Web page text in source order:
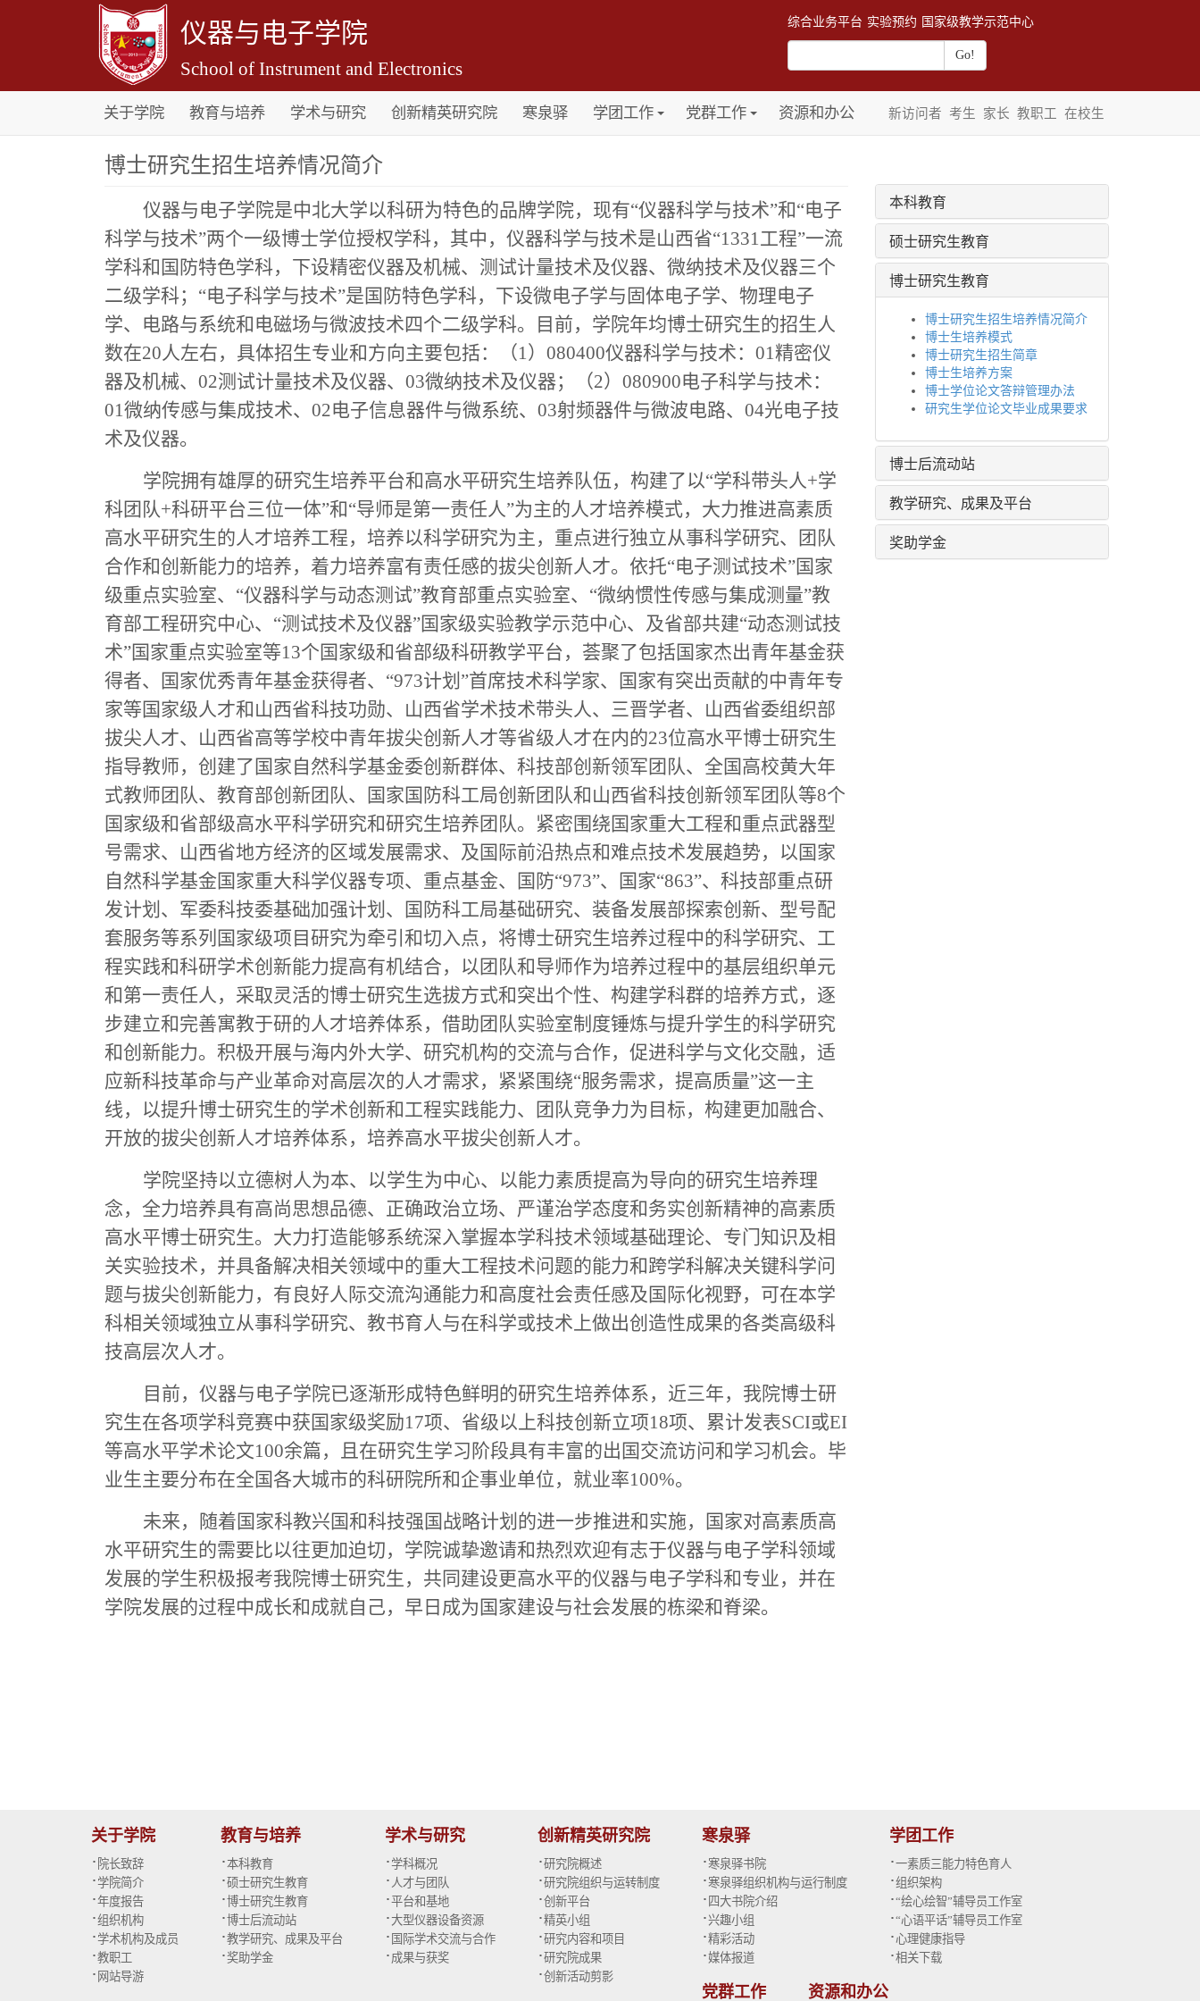
仪器与电子学院
School of Instrument and Electronics
综合业务平台 实验预约 国家级教学示范中心
关于学院 教育与培养 学术与研究 创新精英研究院 寒泉驿 学团工作 党群工作 资源和办公 新访问者 考生 家长 教职工 在校生
博士研究生招生培养情况简介
仪器与电子学院是中北大学以科研为特色的品牌学院，现有“仪器科学与技术”和“电子
科学与技术”两个一级博士学位授权学科，其中，仪器科学与技术是山西省“1331工程”一流
学科和国防特色学科，下设精密仪器及机械、测试计量技术及仪器、微纳技术及仪器三个
二级学科；“电子科学与技术”是国防特色学科，下设微电子学与固体电子学、物理电子
学、电路与系统和电磁场与微波技术四个二级学科。目前，学院年均博士研究生的招生人
数在20人左右，具体招生专业和方向主要包括：（1）080400仪器科学与技术：01精密仪
器及机械、02测试计量技术及仪器、03微纳技术及仪器；（2）080900电子科学与技术：
01微纳传感与集成技术、02电子信息器件与微系统、03射频器件与微波电路、04光电子技
术及仪器。
学院拥有雄厚的研究生培养平台和高水平研究生培养队伍，构建了以“学科带头人+学
科团队+科研平台三位一体”和“导师是第一责任人”为主的人才培养模式，大力推进高素质
高水平研究生的人才培养工程，培养以科学研究为主，重点进行独立从事科学研究、团队
合作和创新能力的培养，着力培养富有责任感的拔尖创新人才。依托“电子测试技术”国家
级重点实验室、“仪器科学与动态测试”教育部重点实验室、“微纳惯性传感与集成测量”教
育部工程研究中心、“测试技术及仪器”国家级实验教学示范中心、及省部共建“动态测试技
术”国家重点实验室等13个国家级和省部级科研教学平台，荟聚了包括国家杰出青年基金获
得者、国家优秀青年基金获得者、“973计划”首席技术科学家、国家有突出贡献的中青年专
家等国家级人才和山西省科技功勋、山西省学术技术带头人、三晋学者、山西省委组织部
拔尖人才、山西省高等学校中青年拔尖创新人才等省级人才在内的23位高水平博士研究生
指导教师，创建了国家自然科学基金委创新群体、科技部创新领军团队、全国高校黄大年
式教师团队、教育部创新团队、国家国防科工局创新团队和山西省科技创新领军团队等8个
国家级和省部级高水平科学研究和研究生培养团队。紧密围绕国家重大工程和重点武器型
号需求、山西省地方经济的区域发展需求、及国际前沿热点和难点技术发展趋势，以国家
自然科学基金国家重大科学仪器专项、重点基金、国防“973”、国家“863”、科技部重点研
发计划、军委科技委基础加强计划、国防科工局基础研究、装备发展部探索创新、型号配
套服务等系列国家级项目研究为牵引和切入点，将博士研究生培养过程中的科学研究、工
程实践和科研学术创新能力提高有机结合，以团队和导师作为培养过程中的基层组织单元
和第一责任人，采取灵活的博士研究生选拔方式和突出个性、构建学科群的培养方式，逐
步建立和完善寓教于研的人才培养体系，借助团队实验室制度锤炼与提升学生的科学研究
和创新能力。积极开展与海内外大学、研究机构的交流与合作，促进科学与文化交融，适
应新科技革命与产业革命对高层次的人才需求，紧紧围绕“服务需求，提高质量”这一主
线，以提升博士研究生的学术创新和工程实践能力、团队竞争力为目标，构建更加融合、
开放的拔尖创新人才培养体系，培养高水平拔尖创新人才。
学院坚持以立德树人为本、以学生为中心、以能力素质提高为导向的研究生培养理
念，全力培养具有高尚思想品德、正确政治立场、严谨治学态度和务实创新精神的高素质
高水平博士研究生。大力打造能够系统深入掌握本学科技术领域基础理论、专门知识及相
关实验技术，并具备解决相关领域中的重大工程技术问题的能力和跨学科解决关键科学问
题与拔尖创新能力，有良好人际交流沟通能力和高度社会责任感及国际化视野，可在本学
科相关领域独立从事科学研究、教书育人与在科学或技术上做出创造性成果的各类高级科
技高层次人才。
目前，仪器与电子学院已逐渐形成特色鲜明的研究生培养体系，近三年，我院博士研
究生在各项学科竞赛中获国家级奖励17项、省级以上科技创新立项18项、累计发表SCI或EI
等高水平学术论文100余篇，且在研究生学习阶段具有丰富的出国交流访问和学习机会。毕
业生主要分布在全国各大城市的科研院所和企事业单位，就业率100%。
未来，随着国家科教兴国和科技强国战略计划的进一步推进和实施，国家对高素质高
水平研究生的需要比以往更加迫切，学院诚挚邀请和热烈欢迎有志于仪器与电子学科领域
发展的学生积极报考我院博士研究生，共同建设更高水平的仪器与电子学科和专业，并在
学院发展的过程中成长和成就自己，早日成为国家建设与社会发展的栋梁和脊梁。
本科教育
硕士研究生教育
博士研究生教育
博士研究生招生培养情况简介
博士生培养模式
博士研究生招生简章
博士生培养方案
博士学位论文答辩管理办法
研究生学位论文毕业成果要求
博士后流动站
教学研究、成果及平台
奖助学金
关于学院
· 院长致辞
·学院简介
·年度报告
·组织机构
·学术机构及成员
·教职工
· 网站导游
教育与培养
·本科教育
·硕士研究生教育
·博士研究生教育
·博士后流动站
·教学研究、成果及平台
·奖助学金
学术与研究
·学科概况
· 人才与团队
·平台和基地
·大型仪器设备资源
· 国际学术交流与合作
· 成果与获奖
创新精英研究院
·研究院概述
·研究院组织与运转制度
·创新平台
·精英小组
·研究内容和项目
·研究院成果
·创新活动剪影
寒泉驿
· 寒泉驿书院
· 寒泉驿组织机构与运行制度
· 四大书院介绍
·兴趣小组
·精彩活动
·媒体报道
学团工作
·一素质三能力特色育人
·组织架构
·“绘心绘智”辅导员工作室
·“心语平话”辅导员工作室
·心理健康指导
·相关下载
党群工作 资源和办公